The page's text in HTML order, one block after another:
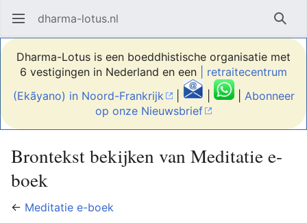
Hoofdmenu openen dharma-lotus.nl
Dharma-Lotus is een boeddhistische organisatie met
6 vestigingen in Nederland en een
| retraitecentrum
(Ekãyano) in Noord-Frankrijk
| | Abonneer
op onze Nieuwsbrief
Brontekst bekijken van Meditatie e-
boek
← Meditatie e-boek